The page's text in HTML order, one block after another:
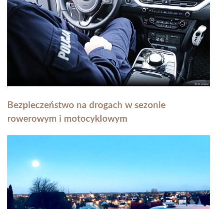
Bezpieczeństwo na drogach w sezonie
rowerowym i motocyklowym